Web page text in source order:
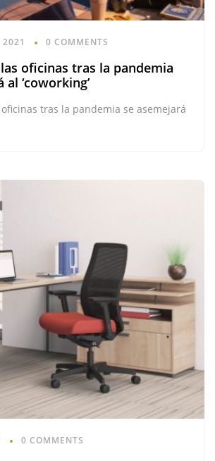
2021 0 COMMENTS
oficinas tras la pandemia
‘coworking’
tras la pandemia se asemejará
0 COMMENTS